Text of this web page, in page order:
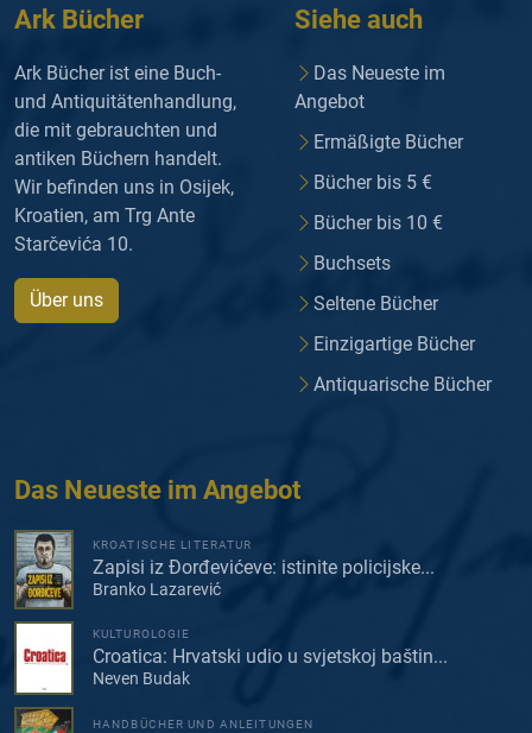
Ark Bücher
Ark Bücher ist eine Buch-
und Antiquitätenhandlung,
die mit gebrauchten und
antiken Büchern handelt.
Wir befinden uns in Osijek,
Kroatien, am Trg Ante
Starčevića 10.
Über uns
Siehe auch
Das Neueste im
Angebot
Ermäßigte Bücher
Bücher bis 5 €
Bücher bis 10 €
Buchsets
Seltene Bücher
Einzigartige Bücher
Antiquarische Bücher
Das Neueste im Angebot
KROATISCHE LITERATUR
Zapisi iz Đorđevićeve: istinite policijske...
Branko Lazarević
KULTUROLOGIE
Croatica: Hrvatski udio u svjetskoj baštin...
Neven Budak
HANDBÜCHER UND ANLEITUNGEN